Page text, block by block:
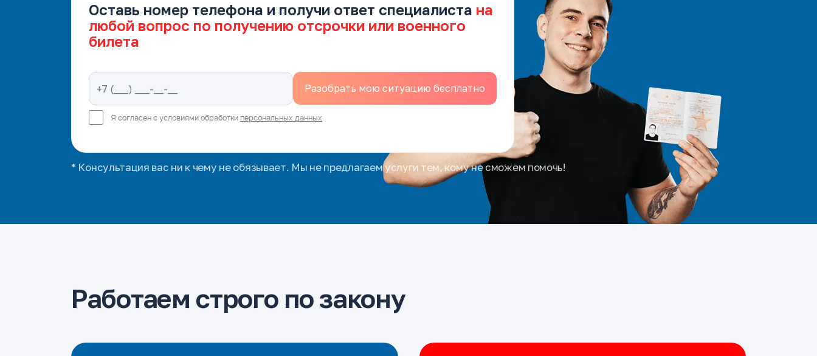
Оставь номер телефона и получи ответ специалиста на
любой вопрос по получению отсрочки или военного
билета
Я согласен с условиями обработки персональных данных
* Консультация вас ни к чему не обязывает. Мы не предлагаем услуги тем, кому не сможем помочь!
Работаем строго по закону